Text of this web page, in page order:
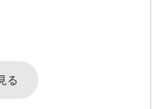
る